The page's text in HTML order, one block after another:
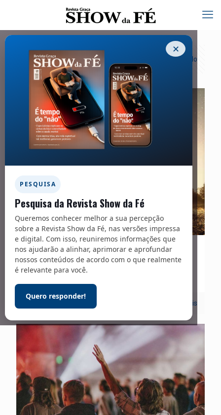
✕
PESQUISA
Pesquisa da Revista Show da Fé
Queremos conhecer melhor a sua percepção
sobre a Revista Show da Fé, nas versões impressa
e digital. Com isso, reuniremos informações que
nos ajudarão a alinhar, aprimorar e aprofundar
nossos conteúdos de acordo com o que realmente
é relevante para você.
Quero responder!
Categorias Tags Exibir tudo
20/06/2023
Carta Viva – 287
Leia mais